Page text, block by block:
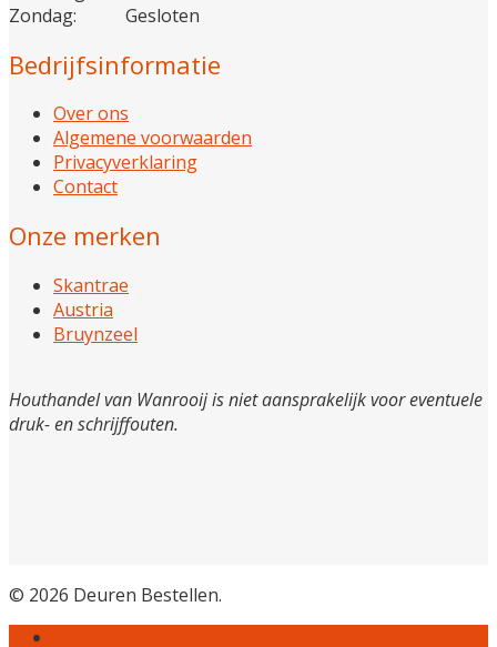
Zondag: Gesloten
Bedrijfsinformatie
Over ons
Algemene voorwaarden
Privacyverklaring
Contact
Onze merken
Skantrae
Austria
Bruynzeel
Houthandel van Wanrooij is niet aansprakelijk voor eventuele
druk- en schrijffouten.
© 2026 Deuren Bestellen.